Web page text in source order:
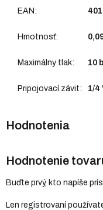
EAN :
Hmotnosť:
Maximálny tlak: 10
Pripojovací závit: 1/4
Hodnotenie
Buďte prvý, kto napíše
Len registrovaní